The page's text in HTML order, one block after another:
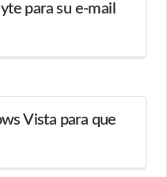
para su e-mail
Vista para que